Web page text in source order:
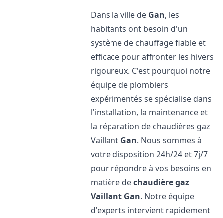
Dans la ville de Gan, les
habitants ont besoin d'un
système de chauffage fiable et
efficace pour affronter les hivers
rigoureux. C'est pourquoi notre
équipe de plombiers
expérimentés se spécialise dans
l'installation, la maintenance et
la réparation de chaudières gaz
Vaillant Gan. Nous sommes à
votre disposition 24h/24 et 7j/7
pour répondre à vos besoins en
matière dechaudière gaz
Vaillant Gan. Notre équipe
d'experts intervient rapidement